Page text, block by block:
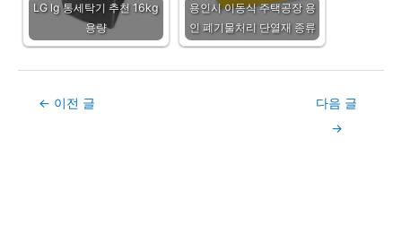
LG lg 통세탁기 추천 16kg
용량
용인시 이동식 주택공장 용
인 폐기물처리 단열재 종류
Post← 이전 글
다음 글
→